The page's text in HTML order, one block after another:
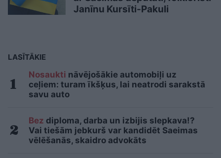
Janīnu Kursīti-Pakuli
LASĪTĀKIE
Nosaukti nāvējošākie automobiļi uz
ceļiem: turam īkšķus, lai neatrodi sarakstā
savu auto
Bez diploma, darba un izbijis slepkava!?
Vai tiešām jebkurš var kandidēt Saeimas
vēlēšanās, skaidro advokāts